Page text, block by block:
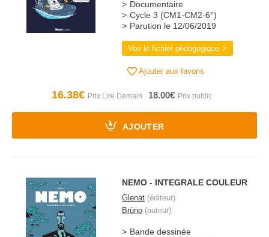
Documentaire
Cycle 3 (CM1-CM2-6°)
Parution le 12/06/2019
Voir le fichier pédagogique
Ajouter aux favoris
16.38€ 18.00€
AJOUTER
NEMO - INTEGRALE COULEUR
Glenat (éditeur)
Brüno (auteur)
Bande dessinée